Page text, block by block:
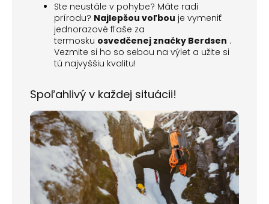
Ste neustále v pohybe? Máte radi
prírodu? Najlepšou voľbou je vymeniť
jednorazové fľaše za
termosku osvedčenej značky Berdsen .
Vezmite si ho so sebou na výlet a užite si
tú najvyššiu kvalitu!
Spoľahlivý v každej situácii!